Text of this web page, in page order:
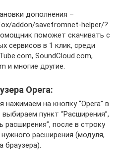
дополнения –
addon/savefromnet-helper/?
поможет скачивать с
сервисов в 1 клик, среди
SoundCloud.com,
и многие другие.
Opera:
на кнопку “Opera” в
пункт “Расширения”,
расширения”, после в строку
расширения (модуля,
браузера).